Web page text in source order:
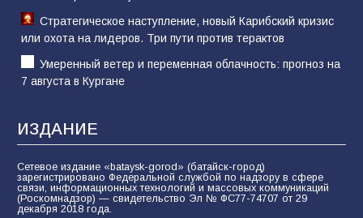
Стратегическое наступление, новый Карибский кризис
или охота на лидеров. Три пути против терактов
Умеренный ветер и переменная облачность: прогноз на
7 августа в Кургане
ИЗДАНИЕ
Сетевое издание «bataysk-gorod» (батайск-город)
зарегистрировано Федеральной службой по надзору в сфере
связи, информационных технологий и массовых коммуникаций
(Роскомнадзор) — свидетельство Эл № ФС77-74707 от 29
декабря 2018 года.